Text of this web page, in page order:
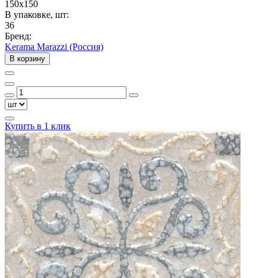
150x150
В упаковке, шт:
36
Бренд:
Kerama Marazzi (Россия)
В корзину
Купить в 1 клик